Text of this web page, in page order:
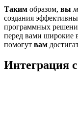
Таким образом, вы
создания
программных
перед вами широкие
помогут вам
Интеграция